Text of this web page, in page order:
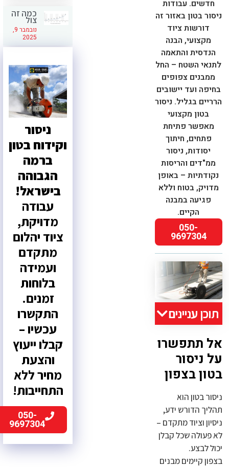
חדשים. עבודות
ניסור בטון באזור זה
דורשות ציוד
מקצועי, הבנה
הנדסית והתאמה
לתנאי השטח – החל
ממבנים צפופים
בחיפה ועד יישובים
הרריים בגליל. ניסור
בטון מקצועי
מאפשר פתיחת
פתחים, חיתוך
יסודות, ניסור
ממ"דים והריסות
נקודתיות – באופן
מדויק, בטוח וללא
פגיעה במבנה
הקיים.
050-
9697304
תוכן עניינים
אל תתפשרו
על ניסור
בטון בצפון
ניסור בטון הוא
תהליך הדורש ידע,
ניסיון וציוד מתקדם –
לא פעולה שכל קבלן
יכול לבצע.
בצפון קיימים מבנים
כמה זה
צול
נובמבר 9,
2025
ניסור
וקידוח בטון
ברמה
הגבוהה
בישראל!
עבודה
מדויקת,
ציוד יהלום
מתקדם
ועמידה
בלוחות
זמנים.
התקשרו
עכשיו –
קבלו ייעוץ
והצעת
מחיר ללא
התחייבות!
050-
9697304